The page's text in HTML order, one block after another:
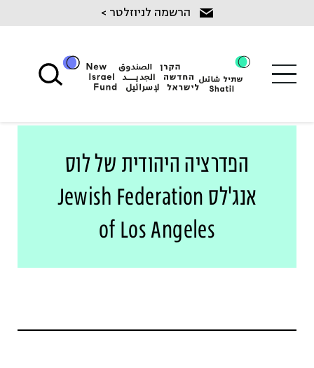
content
הרשמה לניוזלטר >
הפדרציה היהודית של לוס
אנג'לס Jewish Federation
of Los Angeles